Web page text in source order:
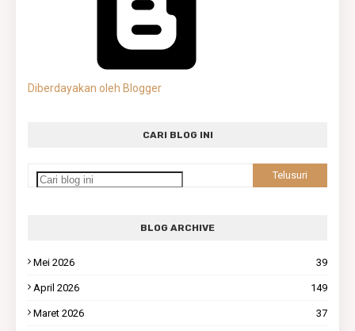
Diberdayakan oleh Blogger
CARI BLOG INI
BLOG ARCHIVE
Mei 2026 39
April 2026 149
Maret 2026 37